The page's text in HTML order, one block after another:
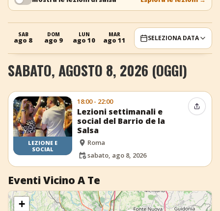
+ Aggiungi evento
SAB
ago 8
DOM
ago 9
LUN
ago 10
MAR
ago 11
MER
ago 12 ago 15
DOM
ago 16
SELEZIONA DATA
SABATO, AGOSTO 8, 2026 (OGGI)
LEZIONE E
SOCIAL
18:00 - 22:00
Lezioni settimanali e
social del Barrio de la
Salsa
Roma
sabato, ago 8, 2026
Eventi Vicino A Te
+